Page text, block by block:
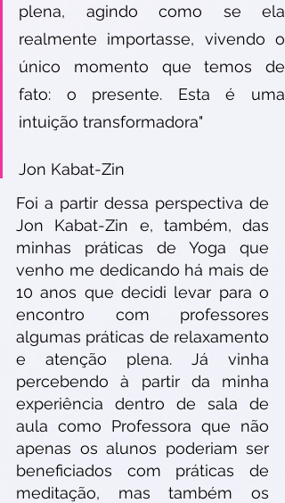
plena, agindo como se ela
realmente importasse, vivendo o
único momento que temos de
fato: o presente. Esta é uma
Jon Kabat-Zin
Foi a partir dessa perspectiva de
Jon Kabat-Zin e, também, das
minhas práticas de Yoga que
venho me dedicando há mais de
10 anos que decidi levar para o
encontro com professores
algumas práticas de relaxamento
e atenção plena. Já vinha
percebendo à partir da minha
experiência dentro de sala de
aula como Professora que não
apenas os alunos poderiam ser
beneficiados com práticas de
meditação, mas também os